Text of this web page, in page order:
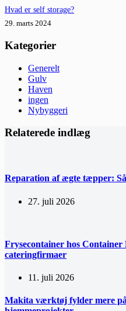
Hvad er self storage?
29. marts 2024
Kategorier
Generelt
Gulv
Haven
ingen
Nybyggeri
Relaterede indlæg
Reparation af ægte tæpper:
27. juli 2026
Frysecontainer hos
cateringfirmaer
11. juli 2026
Makita værktøj fylder mere på